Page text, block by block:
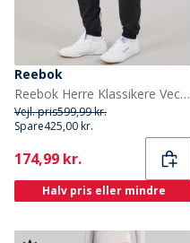
Reebok
Reebok Herre Klassikere Vector Vævet Træningsbukser Night Black
Vejl. pris599,99 kr.
Spare425,00 kr.
Current
174,99 kr.
Halv pris eller mindre